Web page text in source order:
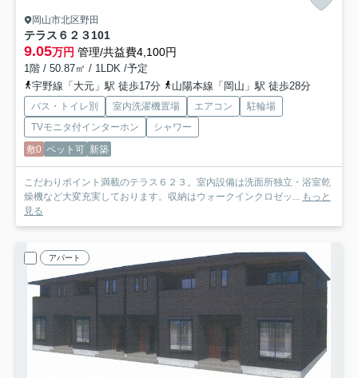
岡山市北区野田
テラス６２３101
9.05万円 管理/共益費4,100円
1階 / 50.87㎡ / 1LDK /予定
宇野線「大元」駅 徒歩17分
山陽本線「岡山」駅 徒歩28分
バス・トイレ別 室内洗濯機置場 エアコン
駐輪場
TVモニタ付インターホン
シャワー
敷0 ペット可 新築
こだわりポイント満載のテラス６２３。室内設備は洗面所独立・浴室乾
燥機など大変充実しております。収納はウォークインクロゼッ...
もっと
見る
アパート